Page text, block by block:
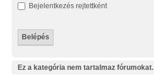
Bejelentkezés rejtettként
Ez a kategória nem tartalmaz fórumokat.